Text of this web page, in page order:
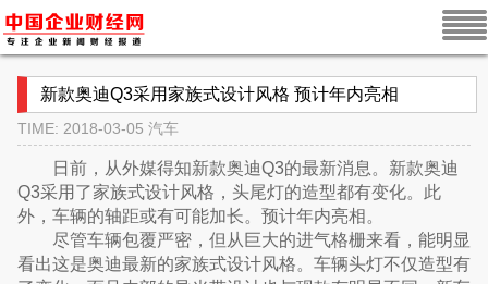
新款奥迪Q3采用家族式设计风格 预计年内亮相
TIME: 2018-03-05 汽车
日前，从外媒得知新款奥迪Q3的最新消息。新款奥迪
Q3采用了家族式设计风格，头尾灯的造型都有变化。此
外，车辆的轴距或有可能加长。预计年内亮相。
尽管车辆包覆严密，但从巨大的进气格栅来看，能明显
看出这是奥迪最新的家族式设计风格。车辆头灯不仅造型有